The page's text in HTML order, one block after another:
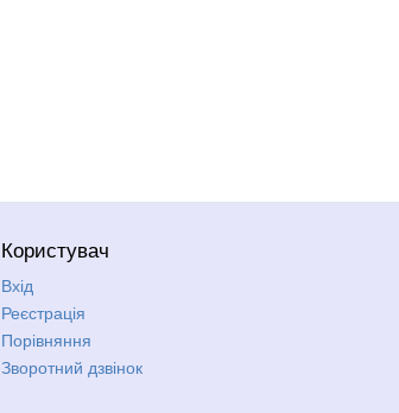
Користувач
Вхід
Реєстрація
Порівняння
Зворотний дзвінок